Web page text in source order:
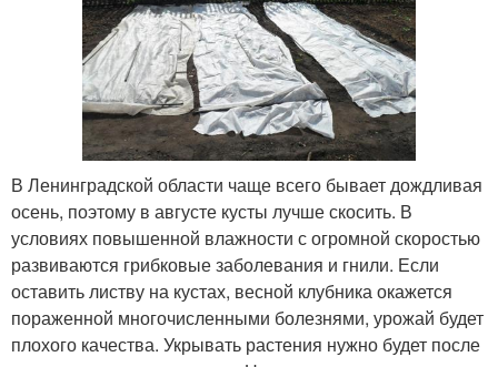
В Ленинградской области чаще всего бывает дождливая
осень, поэтому в августе кусты лучше скосить. В
условиях повышенной влажности с огромной скоростью
развиваются грибковые заболевания и гнили. Если
оставить листву на кустах, весной клубника окажется
пораженной многочисленными болезнями, урожай будет
плохого качества. Укрывать растения нужно будет после